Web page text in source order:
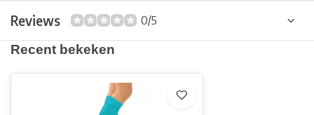
Reviews
0/5
Recent bekeken